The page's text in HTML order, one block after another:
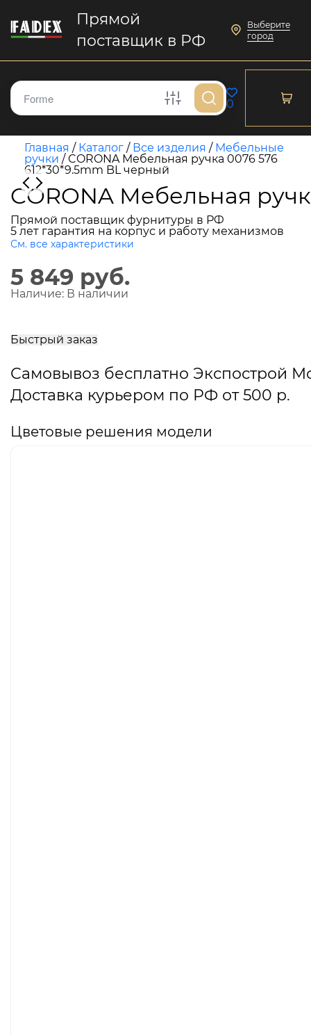
Прямой
поставщик в РФ
Выберите
город
0
Главная / Каталог / Все изделия / Мебельные
ручки /CORONA Мебельная ручка 0076 576
612*30*9.5mm BL черный
CORONA Мебельная
Прямой поставщик фурнитуры в РФ
5 лет гарантия на корпус и работу механизмов
См. все характеристики
5 849 руб.
Наличие: В наличии
Быстрый заказ
Самовывоз бесплатно Экспострой
Доставка курьером по РФ от 500 р.
Цветовые решения модели